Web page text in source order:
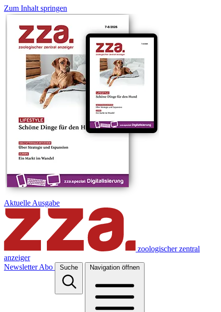
Zum Inhalt springen
Aktuelle Ausgabe
zoologischer zentral
anzeiger
Newsletter Abo Suche Navigation öffnen